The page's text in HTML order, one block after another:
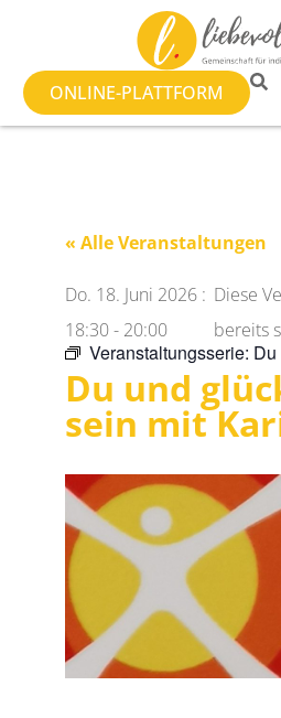
ONLINE-PLATTFORM
« Alle Veranstaltungen
Do. 18. Juni 2026 :
18:30- 20:00
Diese
bereits
Veranstaltungsserie:
Du und
sein mit